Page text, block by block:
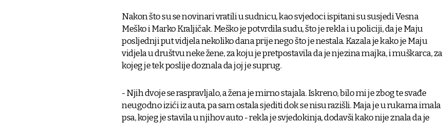
Nakon što su se novinari vratili u sudnicu, kao svjedoci ispitani su susjedi Vesna
Meško i Marko Kraljičak. Meško je potvrdila sudu, što je rekla i u policiji, da je Maju
posljednji put vidjela nekoliko dana prije nego što je nestala. Kazala je kako je Maju
vidjela u društvu neke žene, za koju je pretpostavila da je njezina majka, i muškarca, za
kojeg je tek poslije doznala da joj je suprug.
- Njih dvoje se raspravljalo, a žena je mirno stajala. Iskreno, bilo mi je zbog te svađe
neugodno izići iz auta, pa sam ostala sjediti dok se nisu razišli. Maja je u rukama imala
psa, kojeg je stavila u njihov auto - rekla je svjedokinja, dodavši kako nije znala da je